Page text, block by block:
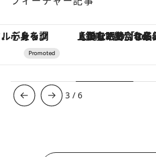
【銀座で出合う最旬美容】美髪ケアや上質な眠り…セルフケアのアップデートから、特別な名入れギフトまで。大人
3 /6